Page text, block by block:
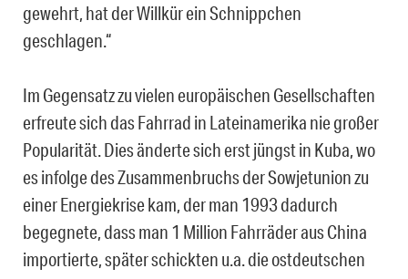
gewehrt, hat der Willkür ein Schnippchen
geschlagen.“
Im Gegensatz zu vielen europäischen Gesellschaften
erfreute sich das Fahrrad in Lateinamerika nie großer
Popularität. Dies änderte sich erst jüngst in Kuba, wo
es infolge des Zusammenbruchs der Sowjetunion zu
einer Energiekrise kam, der man 1993 dadurch
begegnete, dass man 1 Million Fahrräder aus China
importierte, später schickten u.a. die ostdeutschen